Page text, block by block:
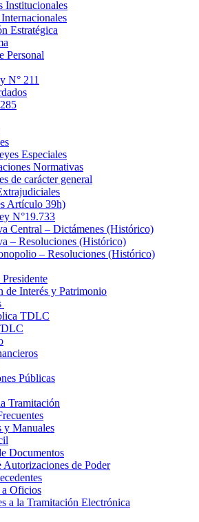
Institucionales
Estratégica
Personal
N° 211
Especiales
Normativas
de carácter general
Artículo 39h)
N°19.733
Central – Dictámenes (Histórico)
– Resoluciones (Histórico)
– Resoluciones (Histórico)
de Interés y Patrimonio
TDLC
Públicas
Tramitación
y Manuales
Documentos
Autorizaciones de Poder
a Oficios
a la Tramitación Electrónica